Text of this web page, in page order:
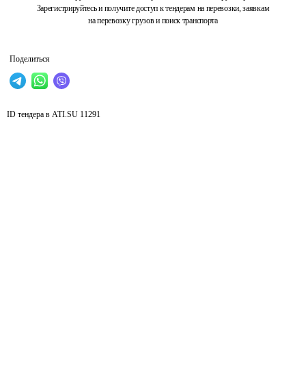
Зарегистрируйтесь и получите доступ к тендерам на перевозки, заявкам
на перевозку грузов и поиск транспорта
Поделиться
ID тендера в ATI.SU 11291